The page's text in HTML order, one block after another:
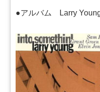
●アルバム Larry Young